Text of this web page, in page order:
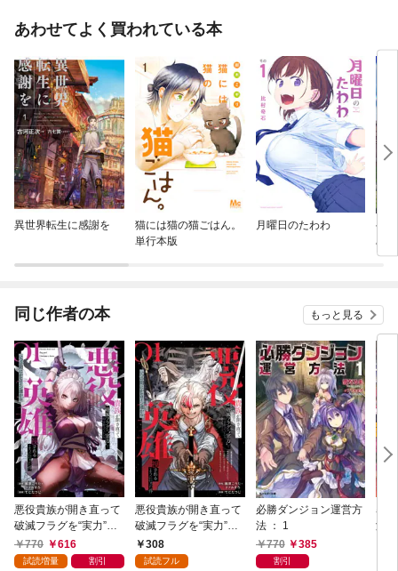
あわせてよく買われている本
異世界転生に感謝を
猫には猫の猫ごはん。
単行本版
月曜日のたわわ
ヘ
み
設
同じ作者の本 もっと見る
悪役貴族が開き直って
破滅フラグを“実力”で
叩き折っていたら、い
つの間にかヒロイン達
770 616
試読増量 割引
悪役貴族が開き直って
破滅フラグを“実力”で
叩き折っていたら、い
つの間にかヒロイン達
308
試読フル
必勝ダンジョン運営方
法 ： 1
770
385
割引
暴
演